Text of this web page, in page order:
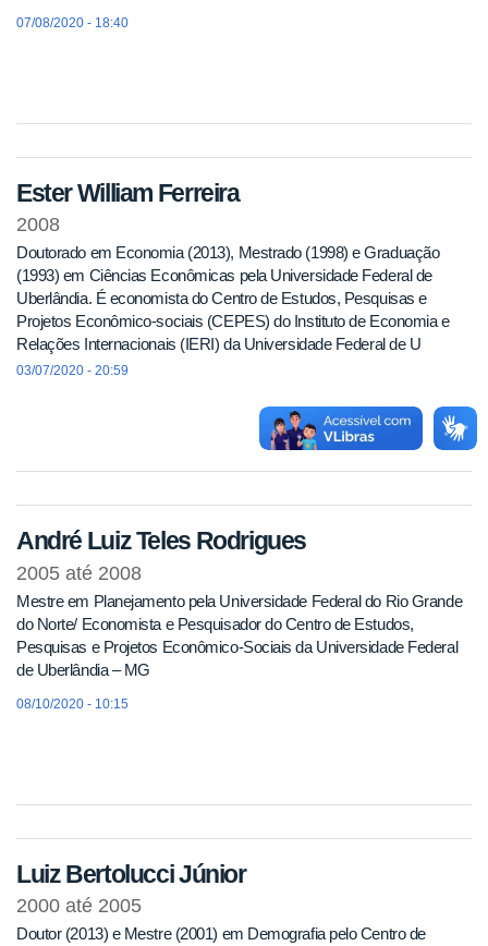
07/08/2020 - 18:40
Ester William Ferreira
2008
Doutorado em Economia (2013), Mestrado (1998) e Graduação
(1993) em Ciências Econômicas pela Universidade Federal de
Uberlândia. É economista do Centro de Estudos, Pesquisas e
Projetos Econômico-sociais (CEPES) do Instituto de Economia e
Relações Internacionais (IERI) da Universidade Federal de U
03/07/2020 - 20:59
André Luiz Teles Rodrigues
2005 até 2008
Mestre em Planejamento pela Universidade Federal do Rio Grande
do Norte/ Economista e Pesquisador do Centro de Estudos,
Pesquisas e Projetos Econômico-Sociais da Universidade Federal
de Uberlândia – MG
08/10/2020 - 10:15
Luiz Bertolucci Júnior
2000 até 2005
Doutor (2013) e Mestre (2001) em Demografia pelo Centro de